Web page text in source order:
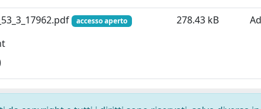
accesso aperto 278.43 kB